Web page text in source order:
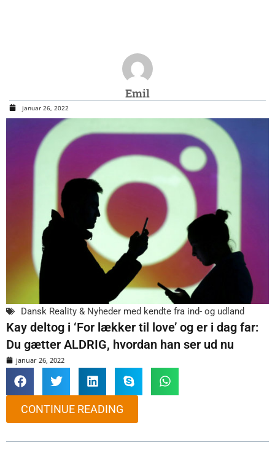
Emil
januar 26, 2022
Dansk Reality & Nyheder med kendte fra ind- og udland
Kay deltog i ‘For lækker til love’ og er i dag far:
Du gætter ALDRIG, hvordan han ser ud nu
januar 26, 2022
CONTINUE READING